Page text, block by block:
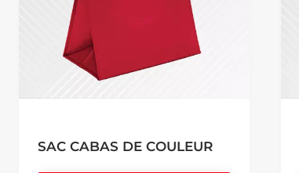
SAC CABAS DE COULEUR